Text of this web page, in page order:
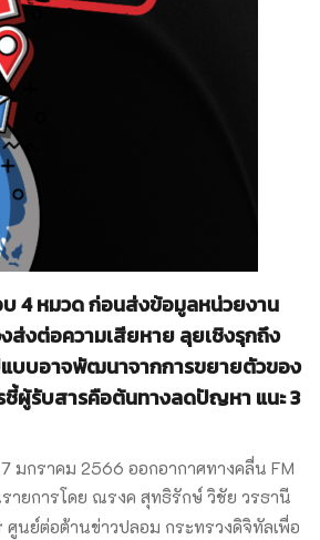
4 หมวด ก่อนส่งข้อมูลหน่วยงาน
งต่อความเสียหาย ลุยเชิงรุกถึง
บบอาจพัฒนาจากการขยายตัวของ
ผู้รับสารคือต้นทางลดปัญหา แนะ 3
มกราคม 2566 ออกอากาศทางคลื่น FM
ายการโดย ณรงค สุทธิรักษ์ วิชัย วรธานี
นย์ต่อต้านข่าวปลอม กระทรวงดิจิทัลเพื่อ